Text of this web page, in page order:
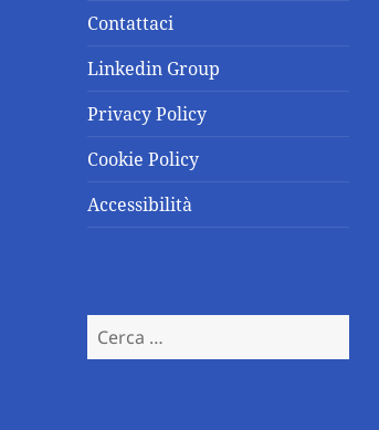
Contattaci
Linkedin Group
Privacy Policy
Cookie Policy
Accessibilità
Ricerca
per: